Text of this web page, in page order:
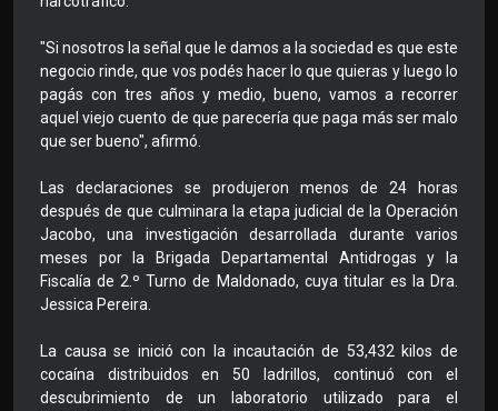
"Si nosotros la señal que le damos a la sociedad es que este
negocio rinde, que vos podés hacer lo que quieras y luego lo
pagás con tres años y medio, bueno, vamos a recorrer
aquel viejo cuento de que parecería que paga más ser malo
que ser bueno", afirmó.
Las declaraciones se produjeron menos de 24 horas
después de que culminara la etapa judicial de la Operación
Jacobo, una investigación desarrollada durante varios
meses por la Brigada Departamental Antidrogas y la
Fiscalía de 2.º Turno de Maldonado, cuya titular es la Dra.
Jessica Pereira.
La causa se inició con la incautación de 53,432 kilos de
cocaína distribuidos en 50 ladrillos, continuó con el
descubrimiento de un laboratorio utilizado para el